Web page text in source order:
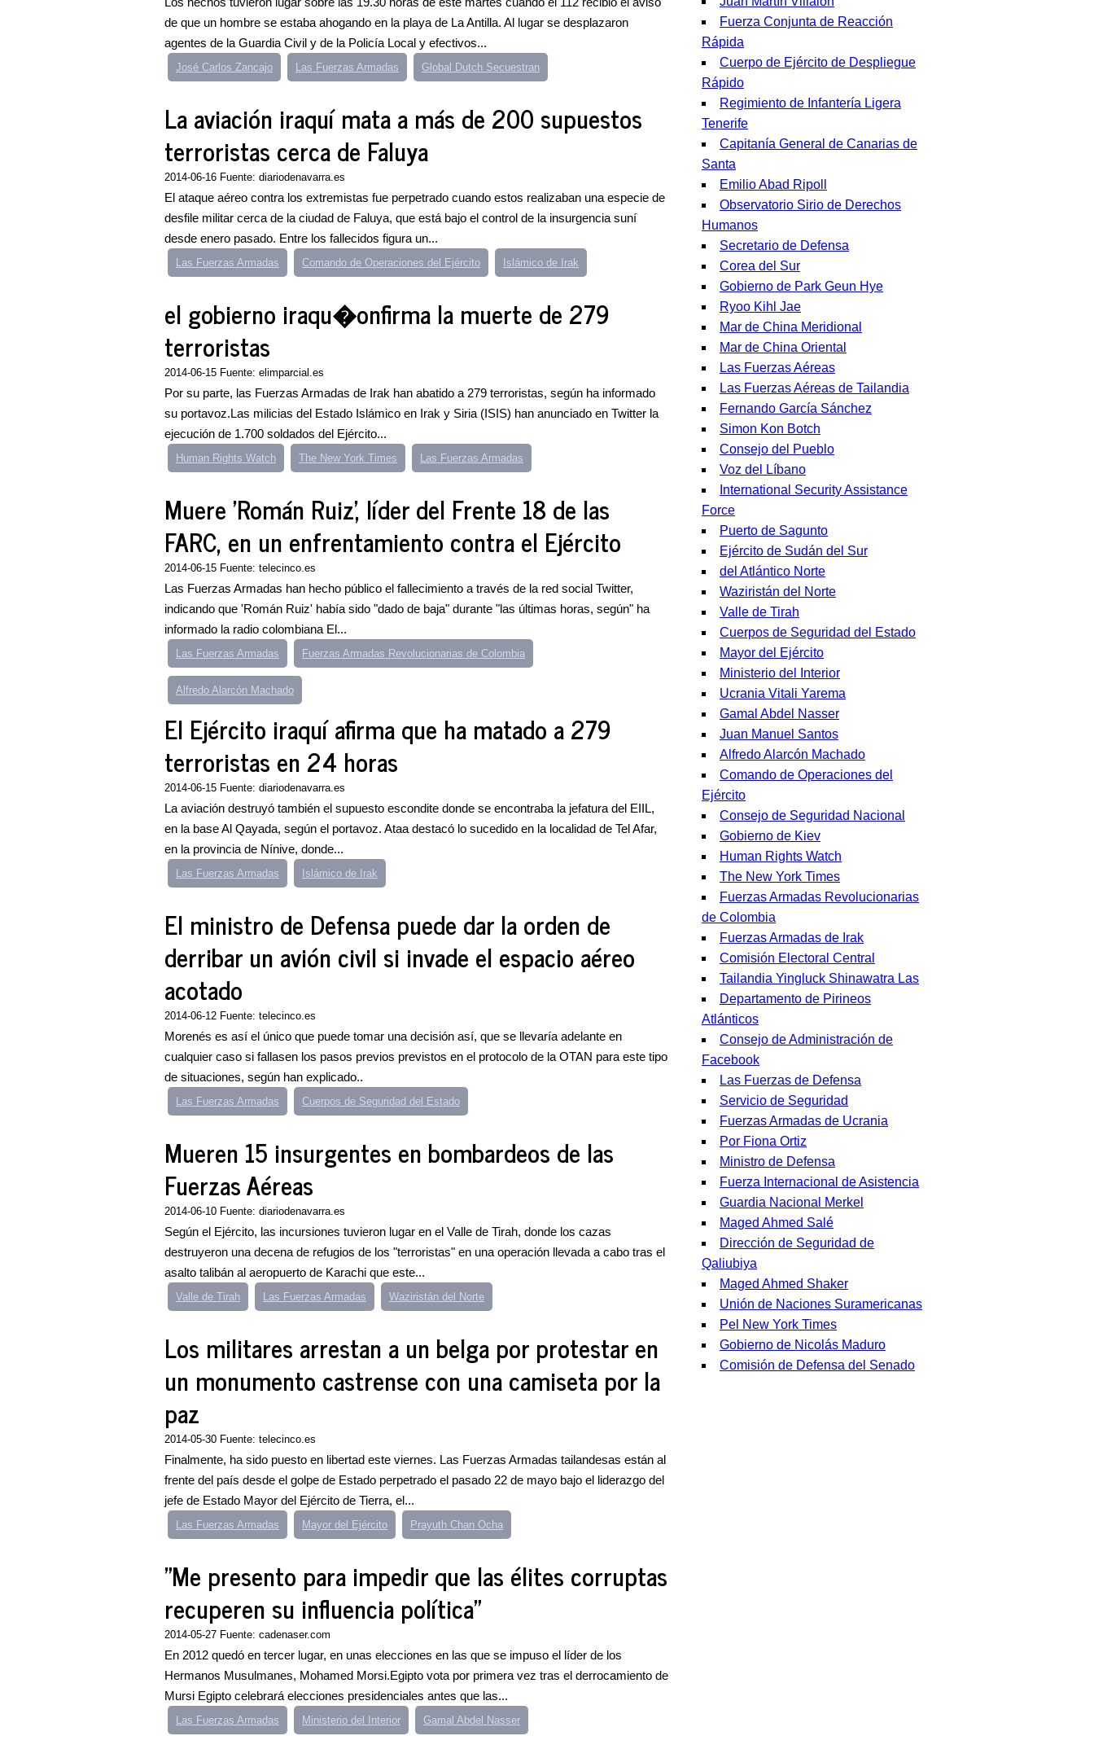
de que un hombre se estaba ahogando en la playa de La Antilla. Al lugar se desplazaron
agentes de la Guardia Civil y de la Policía Local y efectivos...
José Carlos Zancajo Las Fuerzas Armadas Global Dutch Secuestran
La aviación iraquí mata a más de 200 supuestos
terroristas cerca de Faluya
2014-06-16 Fuente: diariodenavarra.es
El ataque aéreo contra los extremistas fue perpetrado cuando estos realizaban una especie de
desfile militar cerca de la ciudad de Faluya, que está bajo el control de la insurgencia suní
desde enero pasado. Entre los fallecidos figura un...
Las Fuerzas Armadas Comando de Operaciones del Ejército Islámico de Irak
el gobierno iraqu�onfirma la muerte de 279
terroristas
2014-06-15 Fuente: elimparcial.es
Por su parte, las Fuerzas Armadas de Irak han abatido a 279 terroristas, según ha informado
su portavoz.Las milicias del Estado Islámico en Irak y Siria (ISIS) han anunciado en Twitter la
ejecución de 1.700 soldados del Ejército...
Human Rights Watch The New York Times Las Fuerzas Armadas
Muere 'Román Ruiz', líder del Frente 18 de las
FARC, en un enfrentamiento contra el Ejército
2014-06-15 Fuente: telecinco.es
Las Fuerzas Armadas han hecho público el fallecimiento a través de la red social Twitter,
indicando que 'Román Ruiz' había sido "dado de baja" durante "las últimas horas, según" ha
informado la radio colombiana El...
Las Fuerzas Armadas Fuerzas Armadas Revolucionarias de Colombia
Alfredo Alarcón Machado
El Ejército iraquí afirma que ha matado a 279
terroristas en 24 horas
2014-06-15 Fuente: diariodenavarra.es
La aviación destruyó también el supuesto escondite donde se encontraba la jefatura del EIIL,
en la base Al Qayada, según el portavoz. Ataa destacó lo sucedido en la localidad de Tel Afar,
en la provincia de Nínive, donde...
Las Fuerzas Armadas Islámico de Irak
El ministro de Defensa puede dar la orden de
derribar un avión civil si invade el espacio aéreo
acotado
2014-06-12 Fuente: telecinco.es
Morenés es así el único que puede tomar una decisión así, que se llevaría adelante en
cualquier caso si fallasen los pasos previos previstos en el protocolo de la OTAN para este tipo
de situaciones, según han explicado..
Las Fuerzas Armadas Cuerpos de Seguridad del Estado
Mueren 15 insurgentes en bombardeos de las
Fuerzas Aéreas
2014-06-10 Fuente: diariodenavarra.es
Según el Ejército, las incursiones tuvieron lugar en el Valle de Tirah, donde los cazas
destruyeron una decena de refugios de los "terroristas" en una operación llevada a cabo tras el
asalto talibán al aeropuerto de Karachi que este...
Valle de Tirah Las Fuerzas Armadas Waziristán del Norte
Los militares arrestan a un belga por protestar en
un monumento castrense con una camiseta por la
paz
2014-05-30 Fuente: telecinco.es
Finalmente, ha sido puesto en libertad este viernes. Las Fuerzas Armadas tailandesas están al
frente del país desde el golpe de Estado perpetrado el pasado 22 de mayo bajo el liderazgo del
jefe de Estado Mayor del Ejército de Tierra, el...
Las Fuerzas Armadas Mayor del Ejército Prayuth Chan Ocha
"Me presento para impedir que las élites corruptas
recuperen su influencia política"
2014-05-27 Fuente: cadenaser.com
En 2012 quedó en tercer lugar, en unas elecciones en las que se impuso el líder de los
Hermanos Musulmanes, Mohamed Morsi.Egipto vota por primera vez tras el derrocamiento de
Mursi Egipto celebrará elecciones presidenciales antes que las...
Las Fuerzas Armadas Ministerio del Interior Gamal Abdel Nasser
Fuerza Conjunta de Reacción
Rápida
Cuerpo de Ejército de Despliegue
Rápido
Regimiento de Infantería Ligera
Tenerife
Capitanía General de Canarias de
Santa
Emilio Abad Ripoll
Observatorio Sirio de Derechos
Humanos
Secretario de Defensa
Corea del Sur
Gobierno de Park Geun Hye
Ryoo Kihl Jae
Mar de China Meridional
Mar de China Oriental
Las Fuerzas Aéreas
Las Fuerzas Aéreas de Tailandia
Fernando García Sánchez
Simon Kon Botch
Consejo del Pueblo
Voz del Líbano
International Security Assistance
Force
Puerto de Sagunto
Ejército de Sudán del Sur
del Atlántico Norte
Waziristán del Norte
Valle de Tirah
Cuerpos de Seguridad del Estado
Mayor del Ejército
Ministerio del Interior
Ucrania Vitali Yarema
Gamal Abdel Nasser
Juan Manuel Santos
Alfredo Alarcón Machado
Comando de Operaciones del
Ejército
Consejo de Seguridad Nacional
Gobierno de Kiev
Human Rights Watch
The New York Times
Fuerzas Armadas Revolucionarias
de Colombia
Fuerzas Armadas de Irak
Comisión Electoral Central
Tailandia Yingluck Shinawatra Las
Departamento de Pirineos
Atlánticos
Consejo de Administración de
Facebook
Las Fuerzas de Defensa
Servicio de Seguridad
Fuerzas Armadas de Ucrania
Por Fiona Ortiz
Ministro de Defensa
Fuerza Internacional de Asistencia
Guardia Nacional Merkel
Maged Ahmed Salé
Dirección de Seguridad de
Qaliubiya
Maged Ahmed Shaker
Unión de Naciones Suramericanas
Pel New York Times
Gobierno de Nicolás Maduro
Comisión de Defensa del Senado